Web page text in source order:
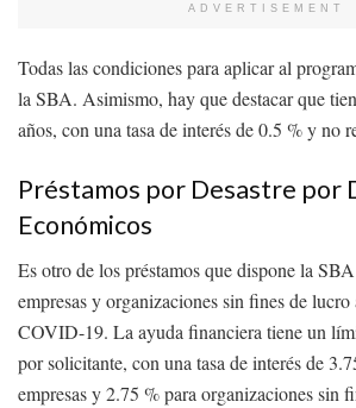
ADVERTISEMENT
Todas las condiciones para aplicar al
la SBA. Asimismo, hay que destacar que
años, con una tasa de interés de 0.5 % y no
Préstamos por Desastre por
Económicos
Es otro de los préstamos que dispone la
empresas y organizaciones sin fines de
COVID-19. La ayuda financiera tiene un
por solicitante, con una tasa de interés de
empresas y 2.75 % para organizaciones sin